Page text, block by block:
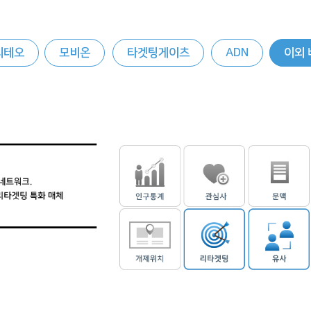
테오 모비온 타겟팅게이츠 ADN 이외